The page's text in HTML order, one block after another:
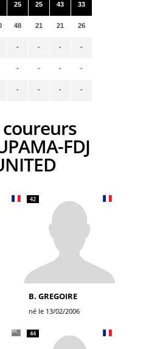
25
48
-
-
-
25
21
-
-
-
43
21
-
-
-
33
26
-
-
-
FDJ
42
B. GREGOIRE
né le 13/02/2006
44